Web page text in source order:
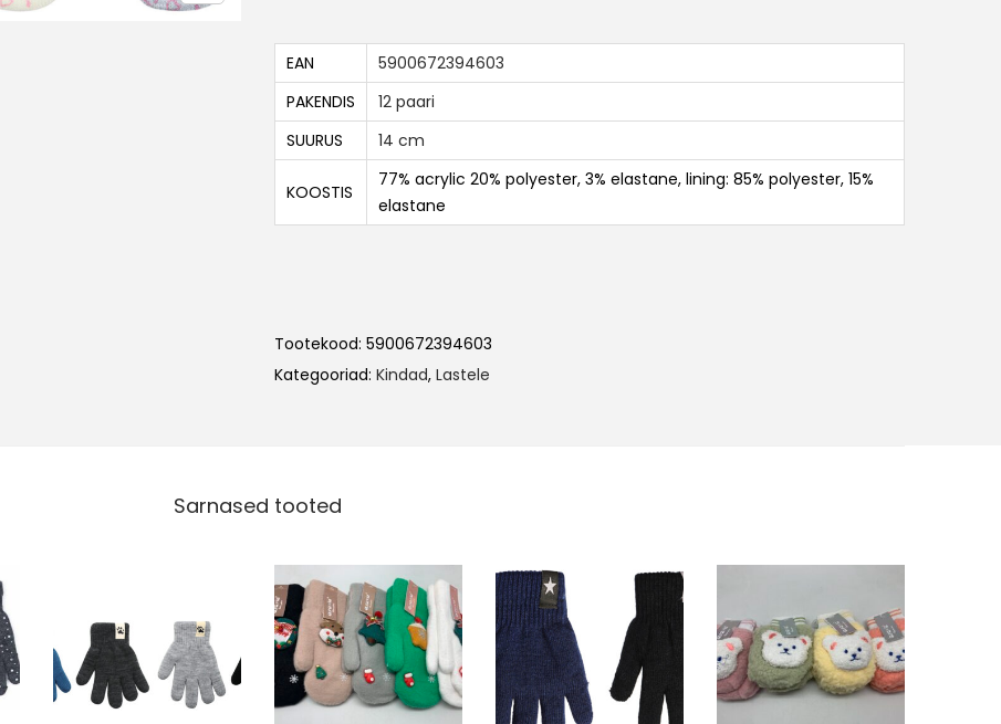
EAN
5900672394603
PAKENDIS
12 paari
SUURUS
14 cm
KOOSTIS
77% acrylic 20% polyester, 3% elastane, lining: 85% polyester, 15%
elastane
Tootekood: 5900672394603
Kategooriad: Kindad, Lastele
Sarnased tooted